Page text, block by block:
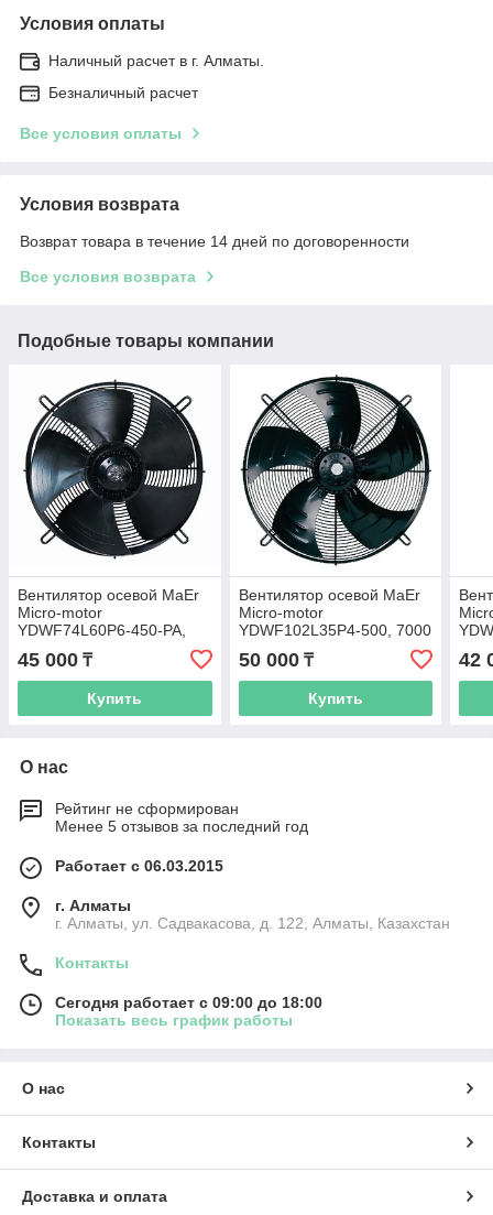
Условия оплаты
Наличный расчет в г. Алматы.
Безналичный расчет
Все условия оплаты
Условия возврата
Возврат товара в течение 14 дней по договоренности
Все условия возврата
Подобные товары компании
Вентилятор осевой MaEr
Micro-motor
YDWF74L60P6-450-PA,
4000 м3/час
45 000 ₸
Купить
Вентилятор осевой MaEr
Micro-motor
YDWF102L35P4-500, 7000
50 000₸
Купить
42
О нас
Рейтинг не сформирован
Менее 5 отзывов за последний год
Работает с 06.03.2015
г. Алматы
г. Алматы, ул. Садвакасова, д. 122, Алматы, Казахстан
Контакты
Сегодня работает с 09:00 до 18:00
Показать весь график работы
О нас
Контакты
Доставка и оплата